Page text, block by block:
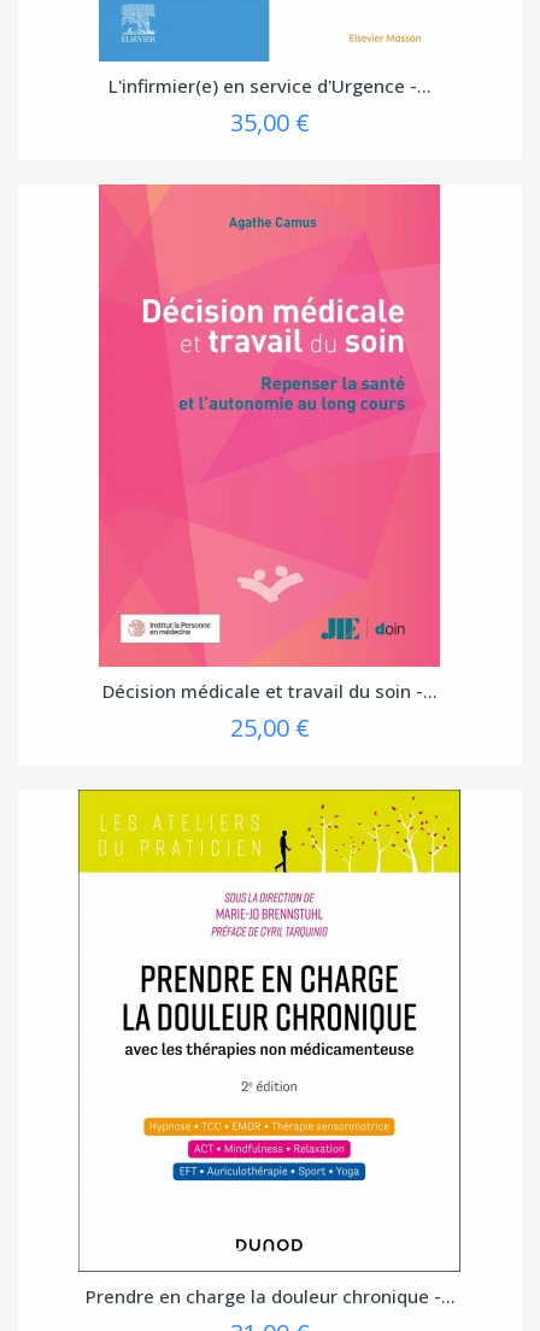
L'infirmier(e) en service d'Urgence -...
35,00 €
Décision médicale et travail du soin -...
25,00 €
Prendre en charge la douleur chronique -...